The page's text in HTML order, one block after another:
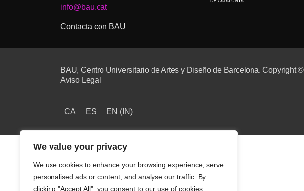
We value your privacy
We use cookies to enhance your browsing experience, serve
personalised ads or content, and analyse our traffic. By
clicking "Accept All", you consent to our use of cookies.
info@bau.cat
Contacta con BAU
BAU, Centro Universitario de Artes y Diseño de Barcelona. Copyright
Aviso Legal
CA ES EN (IN)